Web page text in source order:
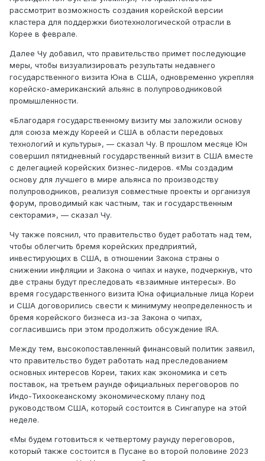
рассмотрит возможность создания корейской версии
кластера для поддержки биотехнологической отрасли в
Корее в феврале.
Далее Чу добавил, что правительство примет последующие
меры, чтобы визуализировать результаты недавнего
государственного визита Юна в США, одновременно укрепляя
корейско-американский альянс в полупроводниковой
промышленности.
«Благодаря государственному визиту мы заложили основу
для союза между Кореей и США в области передовых
технологий и культуры», — сказал Чу. В прошлом месяце Юн
совершил пятидневный государственный визит в США вместе
с делегацией корейских бизнес-лидеров. «Мы создадим
основу для лучшего в мире альянса по производству
полупроводников, реализуя совместные проекты и организуя
форум, проводимый как частным, так и государственным
секторами», — сказал Чу.
Чу также пояснил, что правительство будет работать над тем,
чтобы облегчить бремя корейских предприятий,
инвестирующих в США, в отношении Закона страны о
снижении инфляции и Закона о чипах и науке, подчеркнув, что
две страны будут преследовать «взаимные интересы». Во
время государственного визита Юна официальные лица Кореи
и США договорились свести к минимуму неопределенность и
бремя корейского бизнеса из-за Закона о чипах,
согласившись при этом продолжить обсуждение IRA.
Между тем, высокопоставленный финансовый политик заявил,
что правительство будет работать над преследованием
основных интересов Кореи, таких как экономика и сеть
поставок, на третьем раунде официальных переговоров по
Индо-Тихоокеанскому экономическому плану под
руководством США, который состоится в Сингапуре на этой
неделе.
«Мы будем готовиться к четвертому раунду переговоров,
который также состоится в Пусане во второй половине 2023